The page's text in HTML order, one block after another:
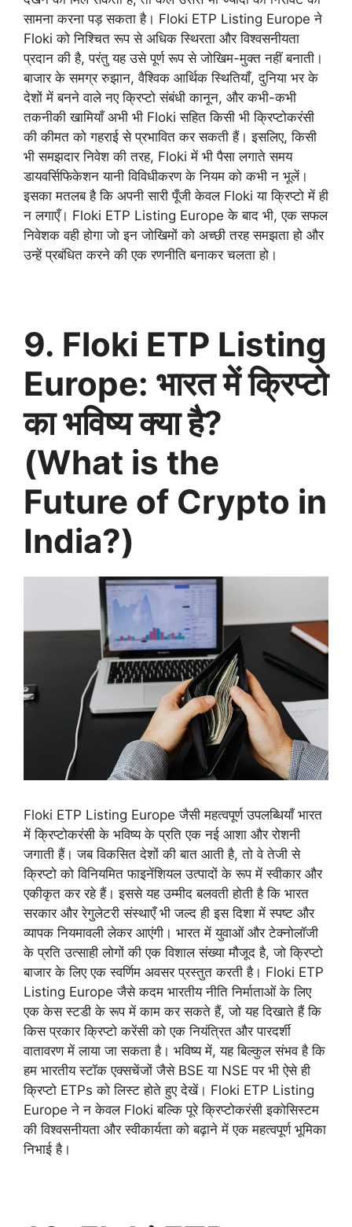
सामना करना पड़ सकता है। Floki ETP Listing Europe ने
Floki को निश्चित रूप से अधिक स्थिरता और विश्वसनीयता
प्रदान की है, परंतु यह उसे पूर्ण रूप से जोखिम-मुक्त नहीं बनाती।
बाजार के समग्र रुझान, वैश्विक आर्थिक स्थितियाँ, दुनिया भर के
देशों में बनने वाले नए क्रिप्टो संबंधी कानून, और कभी-कभी
तकनीकी खामियाँ अभी भी Floki सहित किसी भी क्रिप्टोकरंसी
की कीमत को गहराई से प्रभावित कर सकती हैं। इसलिए, किसी
भी समझदार निवेश की तरह, Floki में भी पैसा लगाते समय
डायवर्सिफिकेशन यानी विविधीकरण के नियम को कभी न भूलें।
इसका मतलब है कि अपनी सारी पूँजी केवल Floki या क्रिप्टो में ही
न लगाएँ। Floki ETP Listing Europe के बाद भी, एक सफल
निवेशक वही होगा जो इन जोखिमों को अच्छी तरह समझता हो और
उन्हें प्रबंधित करने की एक रणनीति बनाकर चलता हो।
9. Floki ETP Listing
Europe: भारत में क्रिप्टो
का भविष्य क्या है?
(What is the
Future of Crypto in
India?)
Floki ETP Listing Europe जैसी महत्वपूर्ण उपलब्धियाँ भारत
में क्रिप्टोकरंसी के भविष्य के प्रति एक नई आशा और रोशनी
जगाती हैं। जब विकसित देशों की बात आती है, तो वे तेजी से
क्रिप्टो को विनियमित फाइनेंशियल उत्पादों के रूप में स्वीकार और
एकीकृत कर रहे हैं। इससे यह उम्मीद बलवती होती है कि भारत
सरकार और रेगुलेटरी संस्थाएँ भी जल्द ही इस दिशा में स्पष्ट और
व्यापक नियमावली लेकर आएंगी। भारत में युवाओं और टेक्नोलॉजी
के प्रति उत्साही लोगों की एक विशाल संख्या मौजूद है, जो क्रिप्टो
बाजार के लिए एक स्वर्णिम अवसर प्रस्तुत करती है। Floki ETP
Listing Europe जैसे कदम भारतीय नीति निर्माताओं के लिए
एक केस स्टडी के रूप में काम कर सकते हैं, जो यह दिखाते हैं कि
किस प्रकार क्रिप्टो करेंसी को एक नियंत्रित और पारदर्शी
वातावरण में लाया जा सकता है। भविष्य में, यह बिल्कुल संभव है कि
हम भारतीय स्टॉक एक्सचेंजों जैसे BSE या NSE पर भी ऐसे ही
क्रिप्टो ETPs को लिस्ट होते हुए देखें। Floki ETP Listing
Europe ने न केवल Floki बल्कि पूरे क्रिप्टोकरंसी इकोसिस्टम
की विश्वसनीयता और स्वीकार्यता को बढ़ाने में एक महत्वपूर्ण भूमिका
निभाई है।